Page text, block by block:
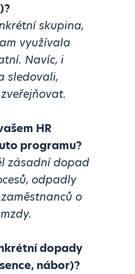
skupina,
využívala
Navíc, i
sledovali,
HR
programu?
zásadní dopad
odpadly
o
dopady
nábor)?